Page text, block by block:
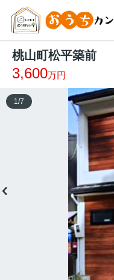
桃山町松平築前
3,600万円
1 /7